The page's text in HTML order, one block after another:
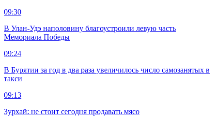
09:30
В Улан-Удэ наполовину благоустроили левую часть
Мемориала Победы
09:24
В Бурятии за год в два раза увеличилось число самозанятых в
такси
09:13
Зурхай: не стоит сегодня продавать мясо